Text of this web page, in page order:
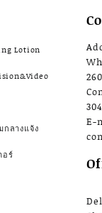
Lotion
ลางแจ้ง
อร์
E-